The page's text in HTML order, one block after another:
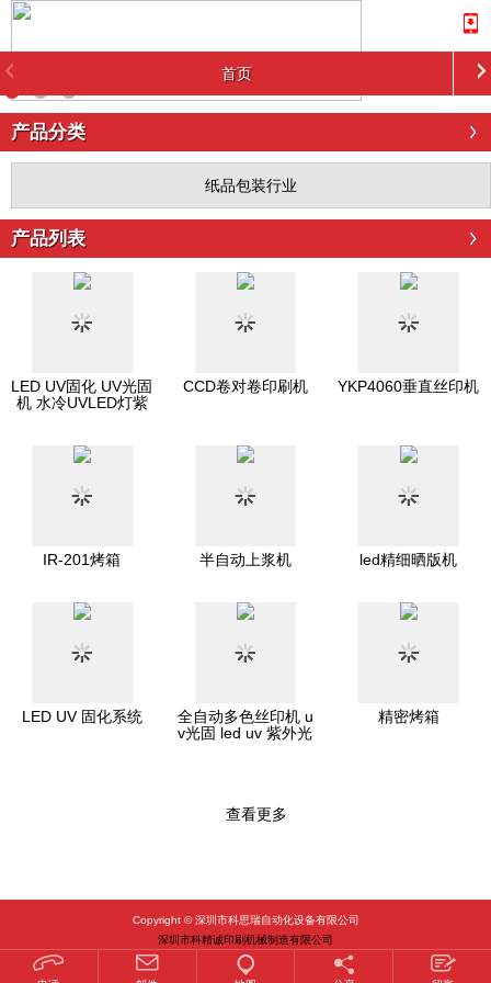
首页
产品分类
纸品包装行业
产品列表
LED UV固化 UV光固
机 水冷UVLED灯紫
CCD卷对卷印刷机 YKP4060垂直丝印机
IR-201烤箱 半自动上浆机 led精细晒版机
LED UV 固化系统
全自动多色丝印机 u
v光固 led uv 紫外光
精密烤箱
查看更多
Copyright © 深圳市科思瑞自动化设备有限公司
深圳市科精诚印刷机械制造有限公司
粤ICP备16008610号